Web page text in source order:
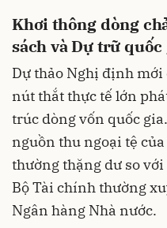
Khơi thông dòng
sách và Dự trữ quốc
Dự thảo Nghị định
nút thắt thực tế lớn
trúc dòng vốn quốc
nguồn thu ngoại tệ
thường thặng dư so
Bộ Tài chính thường
Ngân hàng Nhà nước.